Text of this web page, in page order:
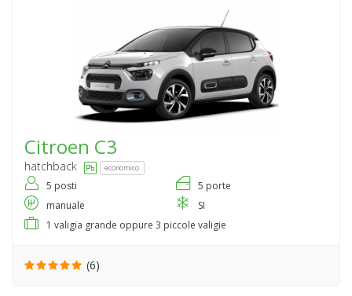
Citroen C3
hatchback economico
5 posti
5 porte
manuale
SI
1 valigia grande oppure 3 piccole valigie
(6)